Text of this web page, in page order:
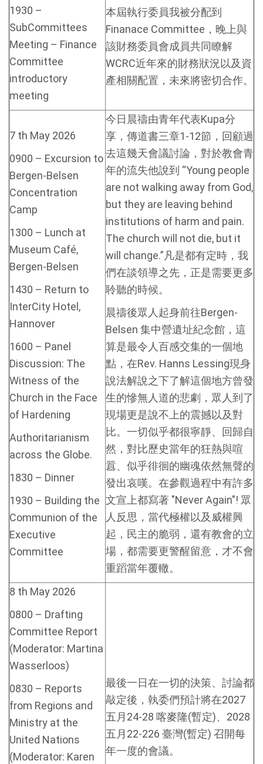
1930 –
SubCommittees
Meeting – Finance
Committee
introductory
meeting
本屆執行委員我被分配到
Finanace Committee，晚上與
該財務委員會成員共同瞭解
WCRC近年來的財務狀況以及資
產相關配置，未來將密切合作。
7 th May 2026
0900 – Excursion to
Bergen-Belsen
Concentration
Camp
1300 – Lunch at
Museum Café,
Bergen-Belsen
1430 – Return to
InterCity Hotel,
Hannover
1600 – Panel
Discussion: The
Witness of the
Church in the Face
of Hardening
Authoritarianism
across the Globe.
1830 – Dinner
1930 – Building the
Communion of the
Executive
Committee
今日晨禱由青年代表Kupa分
享，傳道書三章1-12節，回顧過
去這幾天會議討論，對於教會青
年的流失他說到 “Young people
are not walking away from God,
but they are leaving behind
institutions of harm and pain.
The church will not die, but it
will change.”凡是都有定時，我
們在談領導之先，正是需要更多
聆聽的時候。
晨禱後眾人起身前往Bergen-
Belsen 集中營遺址紀念館，這
算是最令人百感交集的一個地
點，在Rev. Hanns Lessing現身
說法解說之下了解這個地方曾發
生的慘無人道的悲劇，眾人到了
現場更是說不上的震撼以及對
比。一切似乎都很寧靜、回歸自
然，對比歷史當年的狂熱與喧
囂、似乎徘徊的幽魂依然無聲的
發出哀嘆。在參觀過程中有許多
文宣上都寫著 "Never Again"! 眾
人反思，當代極權以及威權興
起，民主的脆弱，還有教會的立
場，都需要更警醒留意，才不會
重蹈當年覆轍。
8 th May 2026
0800 – Drafting
Committee Report
(Moderator: Martina
Wasserloos)
0830 – Reports
from Regions and
Ministry at the
United Nations
(Moderator: Karen
最後一日在一切的決策、討論都
敲定後，執委們預計將在2027
五月24-28 喀麥隆(暫定)、2028
五月22-226 臺灣(暫定) 召開每
年一度的會議。